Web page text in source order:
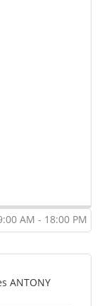
AM - 18:00 PM
ANTONY